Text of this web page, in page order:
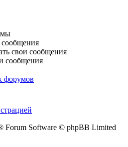
сообщения
свои сообщения
сообщения
форумов
Forum Software © phpBB Limited